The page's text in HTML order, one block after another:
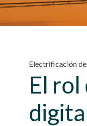
Electrificación
El rol